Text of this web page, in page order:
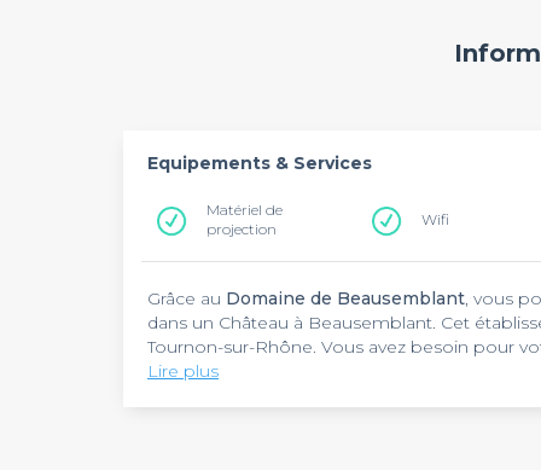
Equipements & Services
Matériel de
projection
Wifi
Grâce au Domaine de Beausemblant, vous
dans un Château à Beausemblant. Cet
Tournon-sur-Rhône. Vous avez besoin pour
un pot de départ ou une réception partenaire
Lire plus